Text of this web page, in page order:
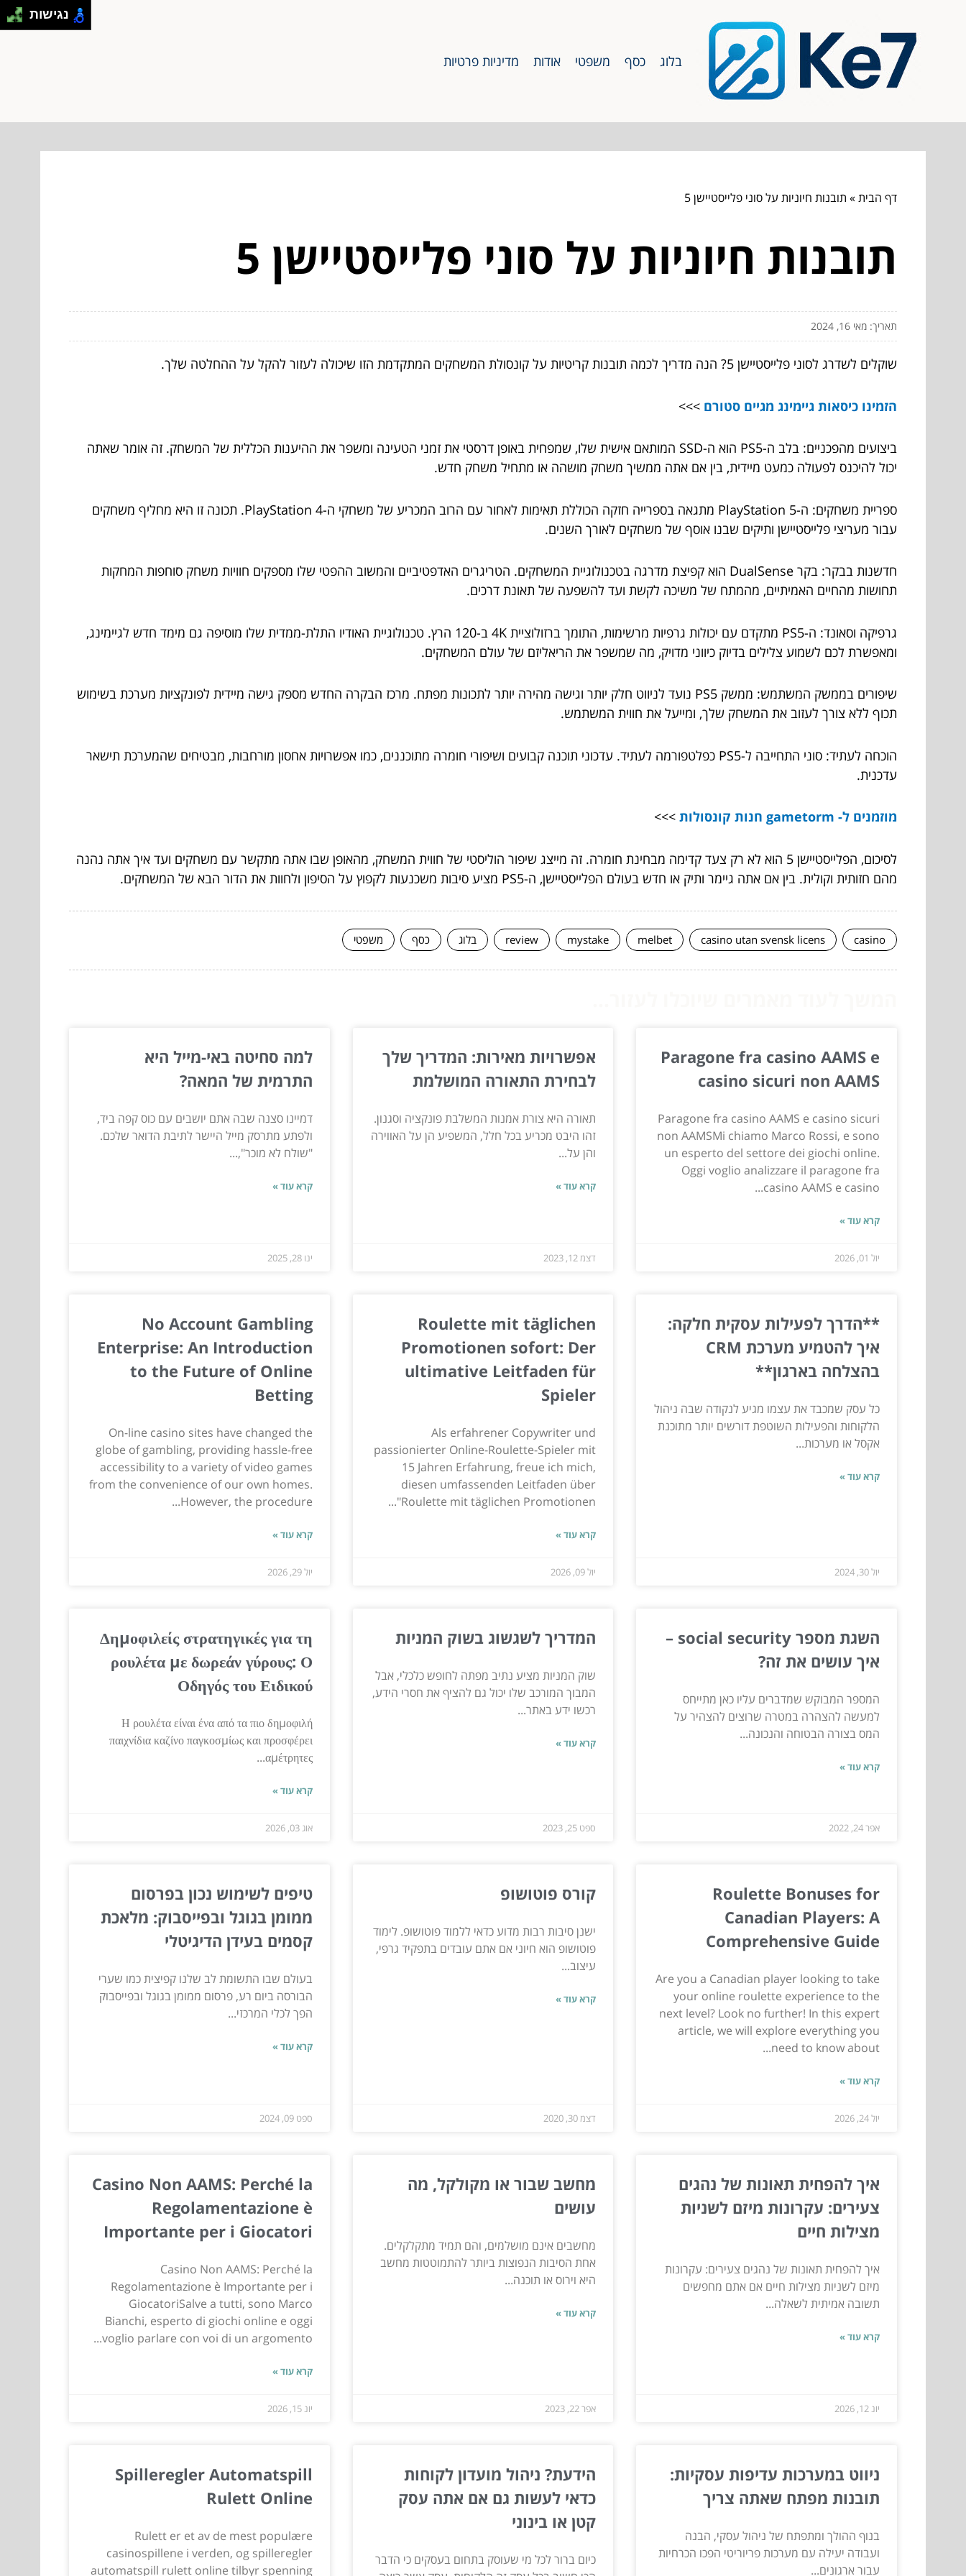
בלוג כסף משפטי אודות מדיניות פרטיות
דף הבית» תובנות חיוניות על סוני פלייסטיישן 5
תובנות חיוניות על סוני פלייסטיישן 5
תאריך: מאי 16, 2024
שוקלים לשדרג לסוני פלייסטיישן 5? הנה מדריך לכמה תובנות קריטיות על קונסולת המשחקים המתקדמת הזו שיכולה לעזור להקל על ההחלטה שלך.
הזמינו כיסאות גיימינג מגיים סטורם >>>
ביצועים מהפכניים: בלב ה-PS5 הוא ה-SSD המותאם אישית שלו, שמפחית באופן דרסטי את זמני הטעינה ומשפר את ההיענות הכללית של המשחק. זה אומר שאתה
יכול להיכנס לפעולה כמעט מיידית, בין אם אתה ממשיך משחק מושהה או מתחיל משחק חדש.
ספריית משחקים: ה-PlayStation 5 מתגאה בספרייה חזקה הכוללת תאימות לאחור עם הרוב המכריע של משחקי ה-PlayStation 4. תכונה זו היא מחליף משחקים
עבור מעריצי פלייסטיישן ותיקים שבנו אוסף של משחקים לאורך השנים.
חדשנות בבקר: בקר DualSense הוא קפיצת מדרגה בטכנולוגיית המשחקים. הטריגרים האדפטיביים והמשוב ההפטי שלו מספקים חוויות משחק סוחפות המחקות
תחושות מהחיים האמיתיים, מהמתח של משיכה לקשת ועד להשפעה של תאונת דרכים.
גרפיקה וסאונד: ה-PS5 מתקדם עם יכולות גרפיות מרשימות, התומך ברזולוציית 4K ב-120 הרץ. טכנולוגיית האודיו התלת-ממדית שלו מוסיפה גם מימד חדש לגיימינג,
ומאפשרת לכם לשמוע צלילים בדיוק כיווני מדויק, מה שמשפר את הריאליזם של עולם המשחקים.
שיפורים בממשק המשתמש: ממשק PS5 נועד לניווט חלק יותר וגישה מהירה יותר לתכונות מפתח. מרכז הבקרה החדש מספק גישה מיידית לפונקציות מערכת בשימוש
תכוף ללא צורך לעזוב את המשחק שלך, ומייעל את חווית המשתמש.
הוכחה לעתיד: סוני התחייבה ל-PS5 כפלטפורמה לעתיד. עדכוני תוכנה קבועים ושיפורי חומרה מתוכננים, כמו אפשרויות אחסון מורחבות, מבטיחים שהמערכת תישאר
עדכנית.
מוזמנים ל- gametorm חנות קונסולות >>>
לסיכום, הפלייסטיישן 5 הוא לא רק צעד קדימה מבחינת חומרה. זה מייצג שיפור הוליסטי של חווית המשחק, מהאופן שבו אתה מתקשר עם משחקים ועד איך אתה נהנה
מהם חזותית וקולית. בין אם אתה גיימר ותיק או חדש בעולם הפלייסטיישן, ה-PS5 מציע סיבות משכנעות לקפוץ על הסיפון ולחוות את הדור הבא של המשחקים.
casino
casino utan svensk licens
melbet
mystake
review בלוג כסף משפטי
Paragone fra casino AAMS e
casino sicuri non AAMS
Paragone fra casino AAMS e casino sicuri
non AAMSMi chiamo Marco Rossi, e sono
un esperto del settore dei giochi online.
Oggi voglio analizzare il paragone fra
casino AAMS e casino...
קרא עוד »
יול 01, 2026
אפשרויות מאירות: המדריך שלך
לבחירת התאורה המושלמת
תאורה היא צורת אמנות המשלבת פונקציה וסגנון.
זהו היבט מכריע בכל חלל, המשפיע הן על האווירה
והן על...
קרא עוד »
דצמ 12, 2023
למה סחיטה באי-מייל היא
התרמית של המאה?
דמיינו סצנה שבה אתם יושבים עם כוס קפה ביד,
ולפתע מתרסק מייל היישר לתיבת הדואר שלכם.
"שולח לא מוכר",...
קרא עוד »
ינו 28, 2025
**הדרך לפעילות עסקית חלקה:
איך להטמיע מערכת CRM
בהצלחה בארגון**
כל עסק שמכבד את עצמו מגיע לנקודה שבה ניהול
הלקוחות והפעילות השוטפת דורשים יותר מתוכנת
אקסל או מערכות...
קרא עוד »
יול 30, 2024
Roulette mit täglichen
Promotionen sofort: Der
ultimative Leitfaden für
Spieler
Als erfahrener Copywriter und
passionierter Online-Roulette-Spieler mit
15 Jahren Erfahrung, freue ich mich,
diesen umfassenden Leitfaden über
"Roulette mit täglichen Promotionen...
קרא עוד »
יול 09, 2026
No Account Gambling
Enterprise: An Introduction
to the Future of Online
Betting
On-line casino sites have changed the
globe of gambling, providing hassle-free
accessibility to a variety of video games
from the convenience of our own homes.
However, the procedure...
קרא עוד »
יול 29, 2026
השגת מספר social security –
איך עושים את זה?
המספר המבוקש שמדברים עליו כאן מתייחס
למעשה להצהרה במטרה שרוצים להצהיר על
המס בצורה הבטוחה והנכונה...
קרא עוד »
אפר 24, 2022
המדריך לשגשוג בשוק המניות
שוק המניות מציע נתיב מפתה לחופש כלכלי, אבל
המבוך המורכב שלו יכול גם להציף את חסרי הידע,
רכשו ידע באתר...
קרא עוד »
ספט 25, 2023
Δημοφιλείς στρατηγικές για τη
ρουλέτα με δωρεάν γύρους: Ο
Οδηγός του Ειδικού
Η ρουλέτα είναι ένα από τα πιο δημοφιλή
παιχνίδια καζίνο παγκοσμίως και προσφέρει
αμέτρητες...
קרא עוד »
אוג 03, 2026
Roulette Bonuses for
Canadian Players: A
Comprehensive Guide
Are you a Canadian player looking to take
your online roulette experience to the
next level? Look no further! In this expert
article, we will explore everything you
need to know about...
קרא עוד »
יול 24, 2026
קורס פוטושופ
ישנן סיבות רבות מדוע כדאי ללמוד פוטושופ. לימוד
פוטושופ הוא חיוני אם אתם עובדים בתפקיד גרפי,
עיצוב...
קרא עוד »
דצמ 30, 2020
טיפים לשימוש נכון בפרסום
ממומן בגוגל ובפייסבוק: מלאכת
קסמים בעידן הדיגיטלי
בעולם שבו התשומת לב שלנו קפיצית כמו שערי
הבורסה ביום רע, פרסום ממומן בגוגל ובפייסבוק
הפך לכלי המרכזי...
קרא עוד »
ספט 09, 2024
איך להפחית תאונות של נהגים
צעירים: עקרונות מיזם לשניות
מצילות חיים
איך להפחית תאונות של נהגים צעירים: עקרונות
מיזם לשניות מצילות חיים אם אתם מחפשים
תשובה אמיתית לשאלה...
קרא עוד »
יונ 12, 2026
מחשב שבור או מקולקל, מה
עושים
מחשבים אינם מושלמים, והם תמיד מתקלקלים.
אחת הסיבות הנפוצות ביותר להתמוטטות מחשב
היא וירוס או תוכנה...
קרא עוד »
אפר 22, 2023
Casino Non AAMS: Perché la
Regolamentazione è
Importante per i Giocatori
Casino Non AAMS: Perché la
Regolamentazione è Importante per i
GiocatoriSalve a tutti, sono Marco
Bianchi, esperto di giochi online e oggi
voglio parlare con voi di un argomento...
קרא עוד »
יונ 15, 2026
ניווט במערכות עדיפות עסקיות:
תובנות מפתח שאתה צריך
בנוף ההולך ומתפתח של ניהול עסקי, הבנה
ועבודה יעילה עם מערכות פריוריטי הפכו הכרחיות
עבור ארגונים...
הידעת? ניהול מועדון לקוחות
כדאי לעשות גם אם אתה עסק
קטן או בינוני
כיום ברור לכל מי שעוסק בתחום בעסקים כי הדבר
Spilleregler Automatspill
Rulett Online
Rulett er et av de mest populære
casinospillene i verden, og spilleregler
automatspill rulett online tilbyr spenning
נגישות